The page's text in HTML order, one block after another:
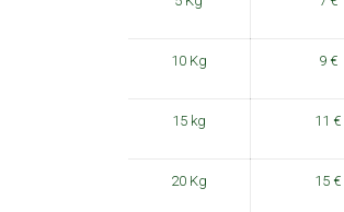
10 Kg 9 €
15 kg 11 €
20 Kg 15 €